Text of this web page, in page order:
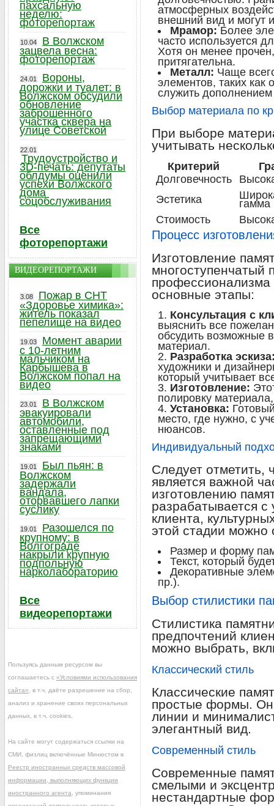
атмосферных
внешний вид и могут
Мрамор: Более
часто используется
Хотя он менее
притягательна.
Металл: Чаще
элементов, таких как
служить
Выбор материала по
При выборе
учитывать
Критерий
Долговечность
Эстетика
гамма
Стоимость
Процесс
Изготовление
многоступенчатый
профессионализма
основные этапы:
Консультация с
выяснить все
обсудить возможные
материал.
Разработка
художники и
который учитывает
Изготовление:
полировку
Установка:
место, где нужно, с
нюансов.
Индивидуальный
Следует отметить,
является важной
изготовлению
разрабатывается
клиента,
этой стадии можно
Размер и форму
Текст, который
Декоративные
пр.).
Выбор стилистики
Стилистика
предпочтений
можно выбрать,
Классический стиль
Классические
простые формы.
линии и
элегантный вид.
Современный стиль
Современные
смелыми и
нестандартные
пахсальную
неделю:
фоторепортаж
10.04
В Волжском
зацвела весна:
фоторепортаж
24.01
Вороны,
дорожки и туалет: в
Волжском обсудили
обновление
заброшенного
участка сквера на
улице Советской
22.01
Трудоустройство и
3D-печать: депутаты
облдумы оценили
успехи Волжского
дома
соцобслуживания
Все
фоторепортажи
ВИДЕОРЕПОРТАЖИ
3.08
Пожар в СНТ
«Здоровье химика»:
житель показал
пепелище на видео
19.03
Момент аварии
с 10-летним
мальчиком на
Карбышева в
Волжском попал на
видео
23.01
В Волжском
эвакуировали
автомобили,
оставленные под
запрещающими
знаками
19.01
Был пьян: в
Волжском
задержали
вандала,
оторвавшего лапки
суслику
19.01
Разошелся по
крупному: в
Волгограде
накрыли крупную
подпольную
нарколабораторию
Все
видеорепортажи
Пользуясь данным ресурсом вы
соглашаетесь с «Условиями использования
сайта» , в т.ч. даёте разрешение на сбор,
анализ и хранение своих персональных
данных, в т.ч. cookies.
На сайте могут содержаться ссылки на
СМИ, физлиц включённые Минюстом в
Реестр иностранных средств массовой
информации, выполняющих функции
иностранного агента , упоминания